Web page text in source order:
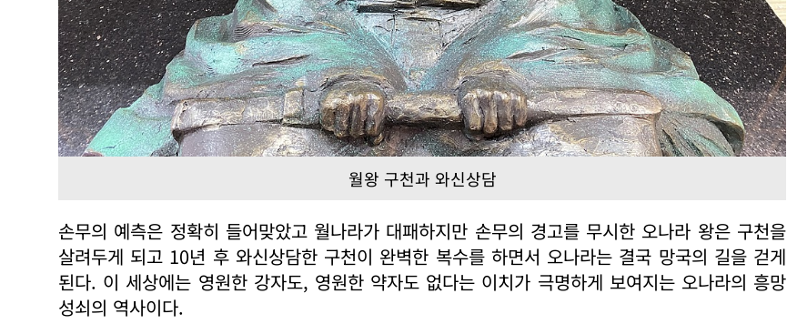
월왕 구천과 와신상담
손무의 예측은 정확히 들어맞았고 월나라가 대패하지만 손무의 경고를 무시한 오나라 왕은 구천을
살려두게 되고 10년 후 와신상담한 구천이 완벽한 복수를 하면서 오나라는 결국 망국의 길을 걷게
된다. 이 세상에는 영원한 강자도, 영원한 약자도 없다는 이치가 극명하게 보여지는 오나라의 흥망
성쇠의 역사이다.